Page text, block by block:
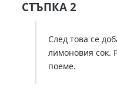
СТЪПКА 2
След това се
лимоновия сок.
поеме.